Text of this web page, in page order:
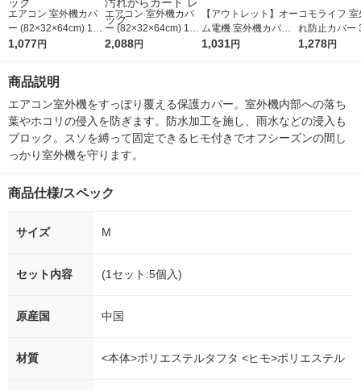
エアコン 室外機カバ
ー (82×32×64cm) 1枚
雨・雪・ホコリ・汚れ
1,077円
エアコン 室外機カバ
ー (82×32×64cm) 1セ
ット（1枚×2） 雨・
2,088円
【アウトレット】オー
ム電機 室外機カバーZ
004L 08-3279 1個
1,031円
コモライフ
れ防止カバー
1枚
1,278円
商品説明
エアコン室外機をすっぽり覆える保護カバー。室外機内部への落ち
葉やホコリの侵入を防ぎます。防水加工を施し、雨水などの浸入も
ブロック。スソを縛って固定できるヒモ付きでオフシーズンの間し
っかり室外機を守ります。
商品仕様/スペック
サイズ M
セット内容 (1セット:5個入)
原産国 中国
材質 <本体>ポリエステルタフタ <ヒモ>ポリエステル